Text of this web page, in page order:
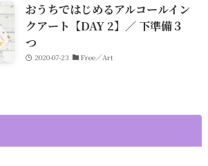
おうちではじめるアルコールイン
クアート【DAY 2】／ 下準備３
つ
2020-07-23 Free／Art